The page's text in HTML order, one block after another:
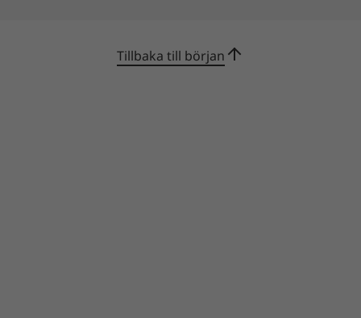
uppgradering till Windows 11 när det blir
Tillbaka till början